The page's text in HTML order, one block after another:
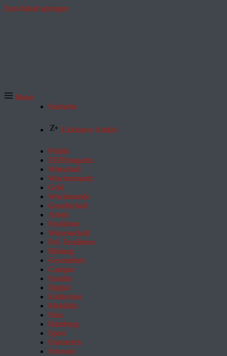
Zum Inhalt springen
Menü
Startseite
Exklusive Artikel
Politik
ZEITmagazin
Wirtschaft
Wochenmarkt
Geld
Wochenende
Gesellschaft
Arbeit
Feuilleton
Wissenschaft
Pol. Feuilleton
Bildung
Gesundheit
Campus
Familie
Digital
Entdecken
Mobilität
Sinn
Hamburg
Sport
Österreich
Schweiz